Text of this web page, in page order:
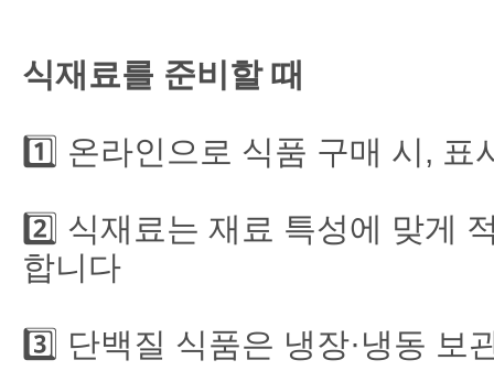
식재료를 준비할 때
1️⃣ 온라인으로 식품 구매 시, 표
2️⃣ 식재료는 재료 특성에 맞게
합니다
3️⃣ 단백질 식품은 냉장·냉동 보